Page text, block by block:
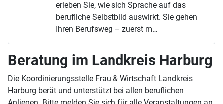
erleben Sie, wie sich Sprache auf das
berufliche Selbstbild auswirkt. Sie gehen
Ihren Berufsweg – zuerst m…
Beratung im Landkreis Harburg
Die Koordinierungsstelle Frau & Wirtschaft Landkreis
Harburg berät und unterstützt bei allen beruflichen